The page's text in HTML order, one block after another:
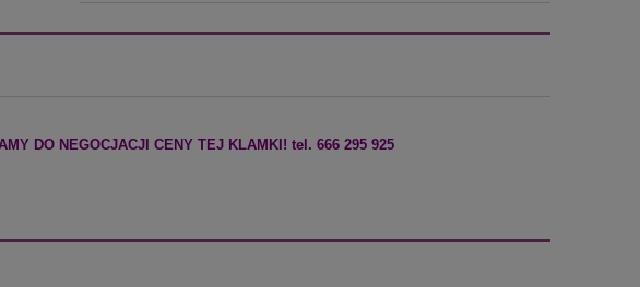
DO NEGOCJACJI CENY TEJ KLAMKI! tel. 666 295 925